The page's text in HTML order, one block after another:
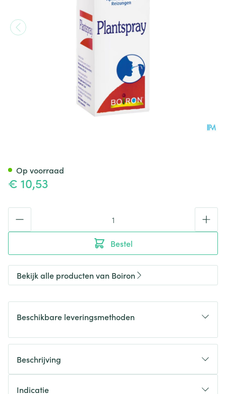
€ 10,53
Bestel
Op voorraad
Bekijk alle producten van Boiron
Beschikbare leveringsmethoden
Beschrijving
Indicatie